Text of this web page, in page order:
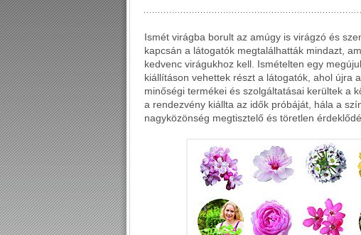
Ismét virágba borult az amúgy is virágzó és
kapcsán a látogatók megtalálhatták mindazt,
kedvenc virágukhoz kell. Ismételten egy
kiállításon vehettek részt a látogatók, ahol újra
minőségi termékei és szolgáltatásai kerültek a
a rendezvény kiállta az idők próbáját, hála a
nagyközönség megtisztelő és töretlen